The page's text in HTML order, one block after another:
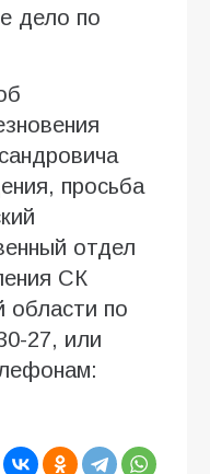
дело по
просьба
отдел
СК
области по
27, или